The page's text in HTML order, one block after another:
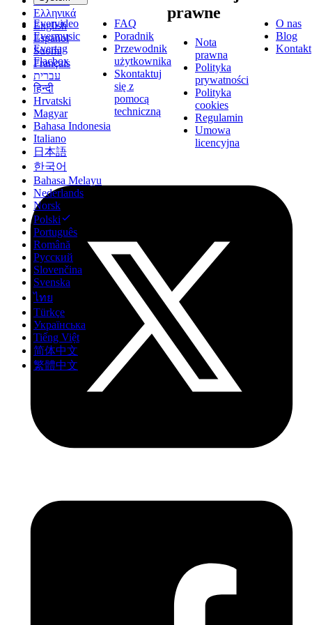
Ελληνικά
English
Español
Suomi
Français
עברית
हिन्दी
Hrvatski
Magyar
Bahasa Indonesia
Italiano
日本語
한국어
Bahasa Melayu
Nederlands
Norsk
Polski
Português
Română
Русский
Slovenčina
Svenska
ไทย
Türkçe
Українська
Tiếng Việt
简体中文
繁體中文
Evervideo
Evermusic
Evertag
Flacbox
FAQ
Poradnik
Przewodnik
użytkownika
Skontaktuj
się z
pomocą
techniczną
prawne
Nota
prawna
Polityka
prywatności
Polityka
cookies
Regulamin
Umowa
licencyjna
O nas
Blog
Kontakt